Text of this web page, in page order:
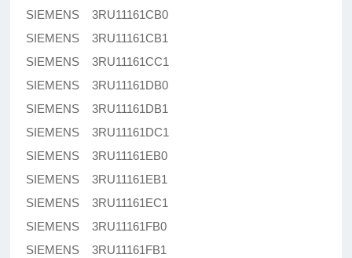
SIEMENS 3RU11161CB0
SIEMENS 3RU11161CB1
SIEMENS 3RU11161CC1
SIEMENS 3RU11161DB0
SIEMENS 3RU11161DB1
SIEMENS 3RU11161DC1
SIEMENS 3RU11161EB0
SIEMENS 3RU11161EB1
SIEMENS 3RU11161EC1
SIEMENS 3RU11161FB0
SIEMENS 3RU11161FB1